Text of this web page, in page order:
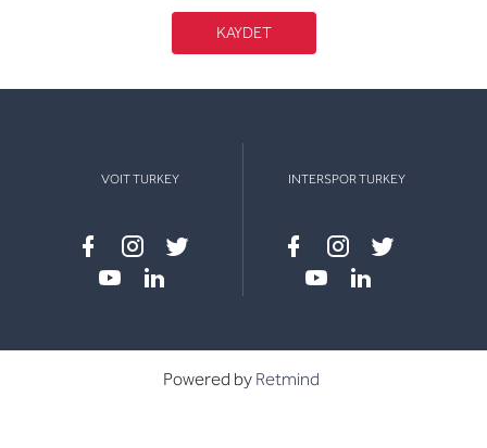
KAYDET
VOIT TURKEY
Facebook
instagram
twitter
INTERSPOR TURKEY
Facebook
instagram
twitter
Powered by Retmind